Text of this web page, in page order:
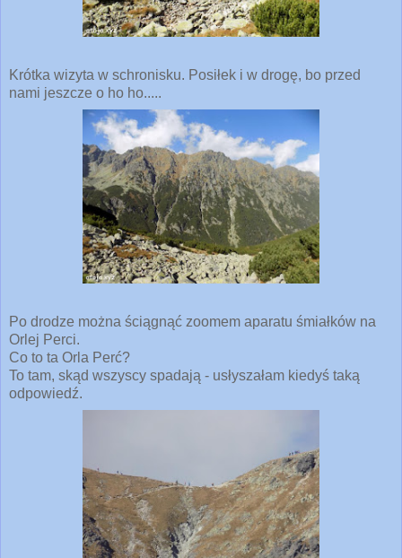
Krótka wizyta w schronisku. Posiłek i w drogę, bo przed
nami jeszcze o ho ho.....
Po drodze można ściągnąć zoomem aparatu śmiałków na
Orlej Perci.
Co to ta Orla Perć?
To tam, skąd wszyscy spadają - usłyszałam kiedyś taką
odpowiedź.